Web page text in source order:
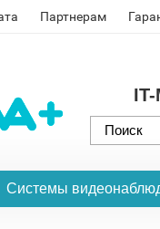
Партнерам
Системы